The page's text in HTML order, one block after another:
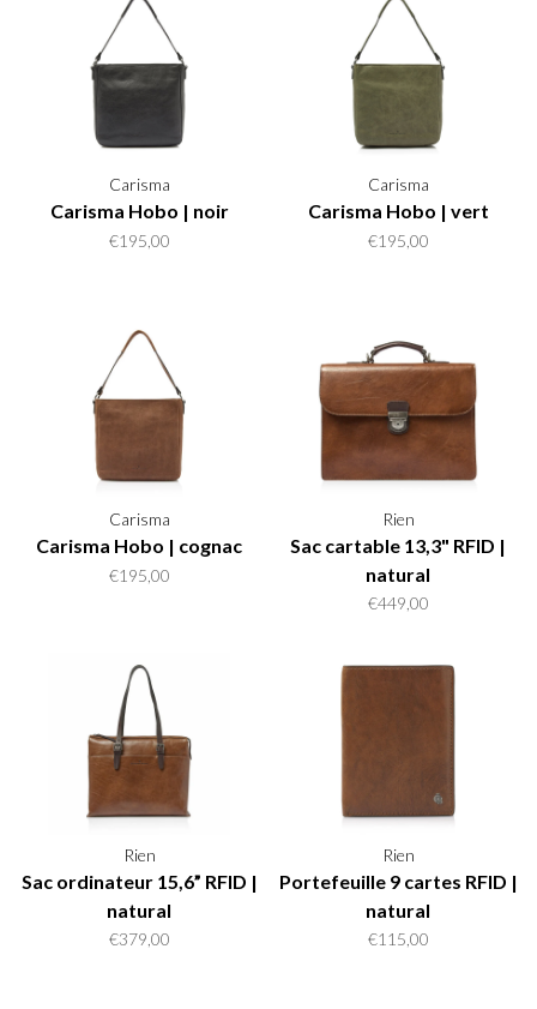
Carisma
Carisma Hobo | noir
€195,00
Carisma
Carisma Hobo | vert
€195,00
Carisma
Carisma Hobo | cognac
€195,00
Rien
Sac cartable 13,3" RFID |
natural
€449,00
Rien
Sac ordinateur 15,6” RFID |
natural
€379,00
Rien
Portefeuille 9 cartes RFID |
natural
€115,00